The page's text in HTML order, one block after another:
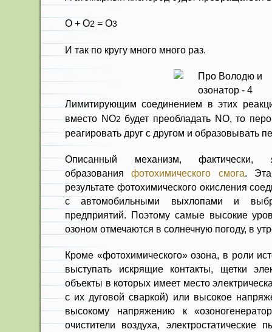
О + O2 = O3
И так по кругу много много раз.
Лимитирующим соединением в этих
вместо NO2 будет преобладать NO, то
реагировать друг с другом и образовывать
Описанный механизм, фактически,
образованияфотохимического смога. Эта
результате фотохимического окисления
с автомобильными выхлопами и
предприятий. Поэтому самые высокие
озоном отмечаются в солнечную погоду, в
Кроме «фотохимического» озона, в роли
выступать искрящие контакты, щетки
объекты в которых имеет место
с их дуговой сваркой) или высокое
высокому напряжению к
очистители воздуха, электростатические